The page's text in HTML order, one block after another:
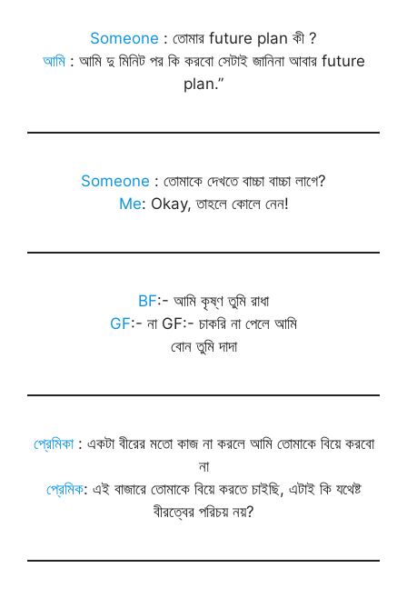
Someone : তোমার future plan কী ?
আমি : আমি দু মিনিট পর কি করবো সেটাই জানিনা আবার future
plan.”
Someone : তোমাকে দেখতে বাচ্চা বাচ্চা লাগে?
Me: Okay, তাহলে কোলে নেন!
BF:- আমি কৃষ্ণ তুমি রাধা
GF:- না GF:- চাকরি না পেলে আমি
বোন তুমি দাদা
প্রেমিকা : একটা বীরের মতো কাজ না করলে আমি তোমাকে বিয়ে করবো
না
প্রেমিক: এই বাজারে তোমাকে বিয়ে করতে চাইছি, এটাই কি যথেষ্ট
বীরত্বের পরিচয় নয়?